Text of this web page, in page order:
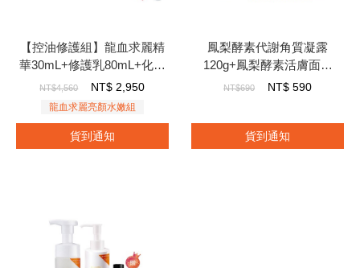
【控油修護組】龍血求麗精
華30mL+修護乳80mL+化妝
水120mL+潔顏慕絲150mL
贈 極光白美白面膜*5+龍血
NT$4,560 NT$ 2,950
龍血求麗亮顏水嫩組
貨到通知
鳳梨酵素代謝角質凝露
120g+鳳梨酵素活膚面膜
22mL 贈 卡姆果透亮保濕水
NT$690 NT$590
貨到通知